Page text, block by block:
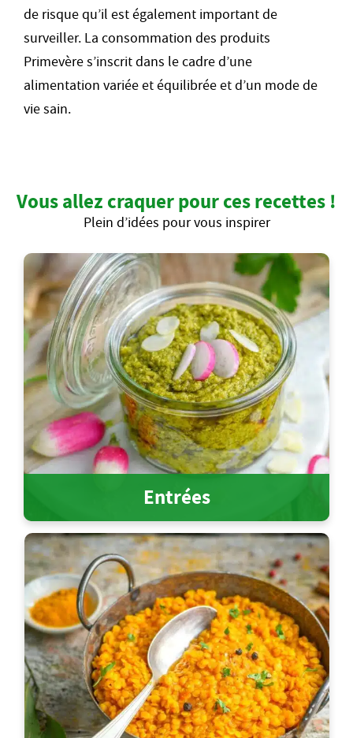
de risque qu’il est également important de
surveiller. La consommation des produits
Primevère s’inscrit dans le cadre d’une
alimentation variée et équilibrée et d’un mode de
vie sain.
Vous allez craquer pour ces recettes !
Plein d’idées pour vous inspirer
Entrées